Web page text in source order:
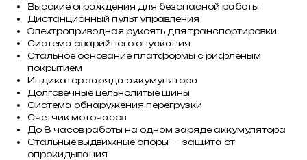
Высокие ограждения для безопасной работы
Дистанционный пульт управления
Электроприводная рукоять для транспортировки
Система аварийного опускания
Стальное основание платформы с рифленым
покрытием
Индикатор заряда аккумулятора
Долговечные цельнолитые шины
Система обнаружения перегрузки
Счетчик моточасов
До 8 часов работы на одном заряде аккумулятора
Стальные выдвижные опоры — защита от
опрокидывания